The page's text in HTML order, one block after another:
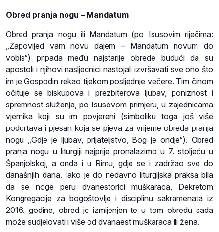
Obred pranja nogu – Mandatum
Obred pranja nogu ili Mandatum (po Isusovim riječima:
„Zapovijed vam novu dajem – Mandatum novum do
vobis“) pripada među najstarije obrede budući da su
apostoli i njihovi nasljednici nastojali izvršavati sve ono što
im je Gospodin rekao tijekom posljednje večere. Tim činom
očituje se biskupova i prezbiterova ljubav, poniznost i
spremnost služenja, po Isusovom primjeru, u zajednicama
vjernika koji su im povjereni (simboliku toga još više
podcrtava i pjesan koja se pjeva za vrijeme obreda pranja
nogu „Gdje je ljubav, prijateljstvo, Bog je ondje“). Obred
pranja nogu u liturgiji najprije pronalazimo u 7. stoljeću u
Španjolskoj, a onda i u Rimu, gdje se i zadržao sve do
današnjih dana. Iako je do nedavno liturgijska praksa bila
da se noge peru dvanestorici muškaraca, Dekretom
Kongregacije za bogoštovlje i disciplinu sakramenata iz
2016. godine, obred je izmijenjen te u tom obredu sada
može sudjelovati i više od dvanaest muškaraca ili žena.